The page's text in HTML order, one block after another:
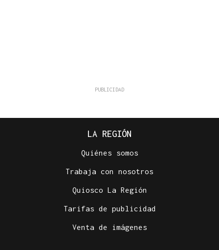
LA REGIÓN
Quiénes somos
Trabaja con nosotros
Quiosco La Región
Tarifas de publicidad
Venta de imágenes